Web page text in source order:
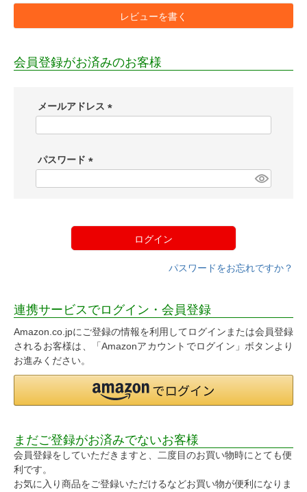
レビューを書く
会員登録がお済みのお客様
メールアドレス
)
パスワード
ログイン
パスワードをお忘れですか？
連携サービスでログイン・会員登録
Amazon.co.jpにご登録の情報を利用してログインまたは会員登録
されるお客様は、「Amazonアカウントでログイン」ボタンより
お進みください。
まだご登録がお済みでないお客様
会員登録をしていただきますと、二度目のお買い物時にとても便
利です。
お気に入り商品をご登録いただけるなどお買い物が便利になりま